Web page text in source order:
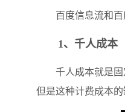
百度信息流和百度
1、千人成本
千人成本就是固定
但是这种计费成本